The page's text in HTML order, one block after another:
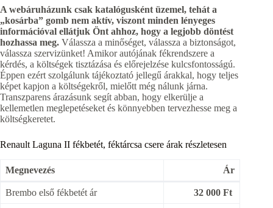
A webáruházunk csak katalógusként üzemel, tehát a
„kosárba” gomb nem aktív, viszont minden lényeges
információval ellátjuk Önt ahhoz, hogy a legjobb döntést
hozhassa meg. Válassza a minőséget, válassza a biztonságot,
válassza szervizünket! Amikor autójának fékrendszere a
kérdés, a költségek tisztázása és előrejelzése kulcsfontosságú.
Éppen ezért szolgálunk tájékoztató jellegű árakkal, hogy teljes
képet kapjon a költségekről, mielőtt még nálunk járna.
Transzparens árazásunk segít abban, hogy elkerülje a
kellemetlen meglepetéseket és könnyebben tervezhesse meg a
költségkeretet.
Renault Laguna II fékbetét, féktárcsa csere árak részletesen
Megnevezés Ár
Brembo első fékbetét ár 32 000 Ft